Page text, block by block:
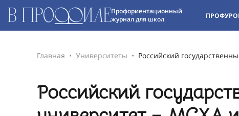
Профориентационный
журнал для школ
Главная Университеты Российский
Российский